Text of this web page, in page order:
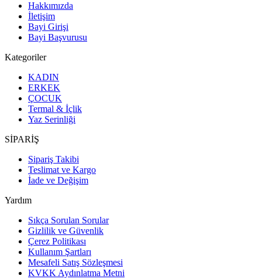
Hakkımızda
İletişim
Bayi Girişi
Bayi Başvurusu
Kategoriler
KADIN
ERKEK
ÇOCUK
Termal & İçlik
Yaz Serinliği
SİPARİŞ
Sipariş Takibi
Teslimat ve Kargo
İade ve Değişim
Yardım
Sıkça Sorulan Sorular
Gizlilik ve Güvenlik
Çerez Politikası
Kullanım Şartları
Mesafeli Satış Sözleşmesi
KVKK Aydınlatma Metni